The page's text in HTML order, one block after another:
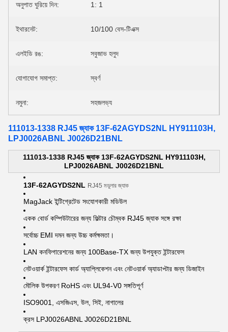
অনুপাত ঘুরিয়ে দিন: 1: 1
ইথারনেট: 10/100 বেস-টিএক্স
এলইডি রঙ: সবুজাভ হলুদ
যোগাযোগ সমাপ্ত: স্বর্ণ
নমুনা: সহজলভ্য
111013-1338 RJ45 জ্যাক 13F-62AGYDS2NL HY911103H,
LPJ0026ABNL J0026D21BNL
111013-1338 RJ45 জ্যাক 13F-62AGYDS2NL HY911103H,
LPJ0026ABNL J0026D21BNL
13F-62AGYDS2NL RJ45 মডুলার জ্যাক
MagJack ইন্টিগ্রেটেড সংযোগকারী মডিউল
একক বোর্ড কম্পিউটারের জন্য ফিল্টার চৌম্বক RJ45 জ্যাক সঙ্গে রক্ষা
সর্বোচ্চ EMI দমন জন্য উচ্চ কর্মক্ষমতা।
LAN কনফিগারেশনের জন্য 100Base-TX জন্য উপযুক্ত ইন্টারফেস
নেটওয়ার্ক ইন্টারফেস কার্ড অ্যাপ্লিকেশন এবং নেটওয়ার্ক অ্যাডাপ্টার জন্য ডিজাইন
মৌলিক উপকরণ RoHS এবং UL94-V0 সঙ্গতিপূর্ণ
ISO9001, এসজিএস, উল, সিই, নাগালের
ক্রস LPJ0026ABNL J0026D21BNL